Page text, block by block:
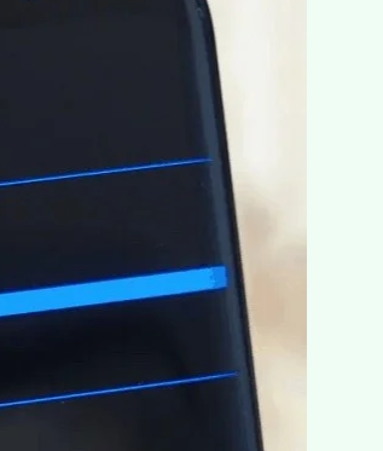
Passos para limpar a Dalvik
Passos para apagar as